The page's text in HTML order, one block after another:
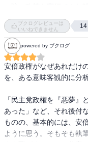
[与党統制]竹中 治堅 (た
『コロナ危機政治―安倍
[女性政策]辻 由希 東海大
『家族主義福祉レジーム
2012)
教授
『政党政治の混迷と政権
の政権スキャンダルが発
が、前半ほどには、安倍
る。
私が本書を手に取った理
政策」について整理した
ぎた雇用保障を見直す」
権であったが、政権後半
「一億総活躍社会」「働
などの、ひどくニュート
ることが、よく理解でき
ブクログレビューは
いいねできません
14
powered by ブクログ
安倍政権がなぜあれだけ
を、ある意味客観的に分
「民主党政権を『悪夢
あった」など、それ後付
ものの、基本的には、安
ように思う。そもそも執